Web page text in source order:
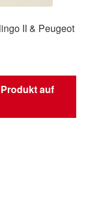
II & Peugeot
auf